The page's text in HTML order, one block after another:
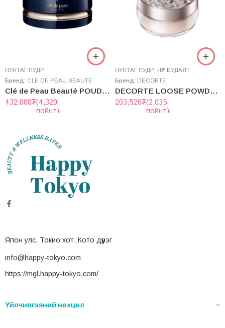
НУНТАГ ПУДР
Бренд: CLE DE PEAU BEAUTE
Clé de Peau Beauté POUDRE LIBRE TRANSPARENTE n
432,000₮(4,320
пойнт)
НУНТАГ ПУДР
НҮҮР БУДАЛТ
Бренд: DECORTE
DECORTE LOOSE POWDER 20g
203,520₮(2,035
пойнт)
Япон улс, Токио хот, Кото дүүрэг
info@happy-tokyo.com
https://mgl.happy-tokyo.com/
Үйлчилгээний нөхцөл